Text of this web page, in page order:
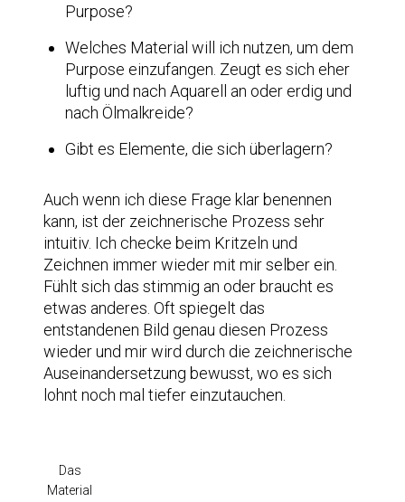
Purpose?
Welches Material will ich nutzen, um dem
Purpose einzufangen. Zeugt es sich eher
luftig und nach Aquarell an oder erdig und
nach Ölmalkreide?
Gibt es Elemente, die sich überlagern?
Auch wenn ich diese Frage klar benennen
kann, ist der zeichnerische Prozess sehr
intuitiv. Ich checke beim Kritzeln und
Zeichnen immer wieder mit mir selber ein.
Fühlt sich das stimmig an oder braucht es
etwas anderes. Oft spiegelt das
entstandenen Bild genau diesen Prozess
wieder und mir wird durch die zeichnerische
Auseinandersetzung bewusst, wo es sich
lohnt noch mal tiefer einzutauchen.
Das
Material